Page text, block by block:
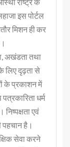
इस पोर्टल
मिशन ही कर
अखंडता तथा
लिए दृढ़ता से
के प्रकाशन में
धर्म
एवं
पहचान है।
सेवा करने